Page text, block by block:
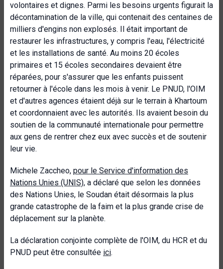
volontaires et dignes. Parmi les besoins urgents figurait la
décontamination de la ville, qui contenait des centaines de
milliers d'engins non explosés. Il était important de
restaurer les infrastructures, y compris l'eau, l'électricité
et les installations de santé. Au moins 20 écoles
primaires et 15 écoles secondaires devaient être
réparées, pour s'assurer que les enfants puissent
retourner à l'école dans les mois à venir. Le PNUD, l'OIM
et d'autres agences étaient déjà sur le terrain à Khartoum
et coordonnaient avec les autorités. Ils avaient besoin du
soutien de la communauté internationale pour permettre
aux gens de rentrer chez eux avec succès et de soutenir
leur vie.
Michele Zaccheo, pour le Service d'information des
Nations Unies (UNIS), a déclaré que selon les données
des Nations Unies, le Soudan était désormais la plus
grande catastrophe de la faim et la plus grande crise de
déplacement sur la planète.
La déclaration conjointe complète de l'OIM, du HCR et du
PNUD peut être consultée ici.